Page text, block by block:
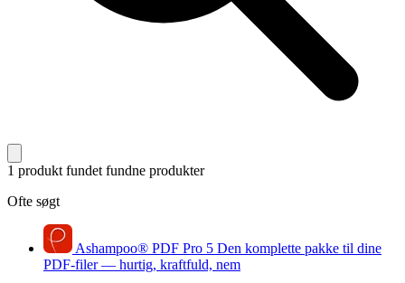
1 produkt fundet fundne produkter
Ofte søgt
Ashampoo® PDF Pro 5 Den komplette pakke til dine
PDF-filer — hurtig, kraftfuld, nem